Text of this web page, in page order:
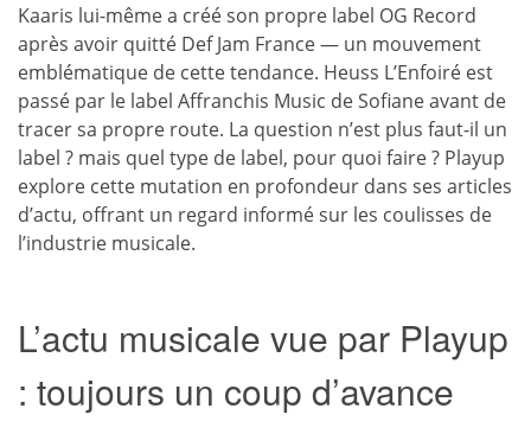
Kaaris lui-même a créé son propre label OG Record
après avoir quitté Def Jam France — un mouvement
emblématique de cette tendance. Heuss L’Enfoiré est
passé par le label Affranchis Music de Sofiane avant de
tracer sa propre route. La question n’est plus faut-il un
label ? mais quel type de label, pour quoi faire ? Playup
explore cette mutation en profondeur dans ses articles
d’actu, offrant un regard informé sur les coulisses de
l’industrie musicale.
L’actu musicale vue par Playup
: toujours un coup d’avance